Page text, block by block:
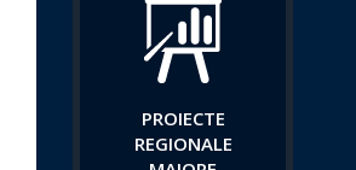
PROIECTE
REGIONALE